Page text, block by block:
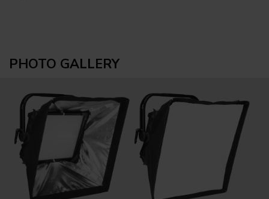
PHOTO GALLERY